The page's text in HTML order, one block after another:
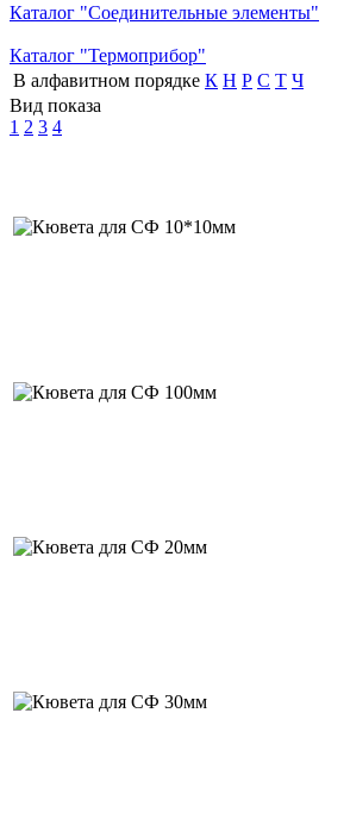
Каталог "Соединительные элементы"
Каталог "Термоприбор"
В алфавитном порядке К Н Р С Т Ч
Вид показа
1 2 3 4